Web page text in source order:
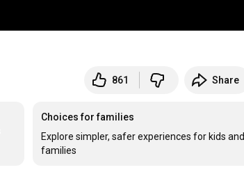
861 Share
Choices for families
Explore simpler, safer experiences for kids and
families